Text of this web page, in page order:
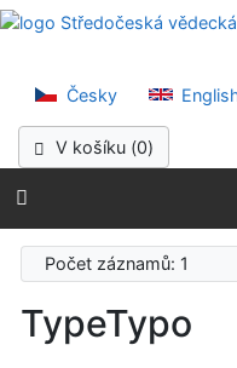
Přejít na obsah
Přejít na menu
Česky
V košíku (0)
Počet záznamů: 1
TypeTypo